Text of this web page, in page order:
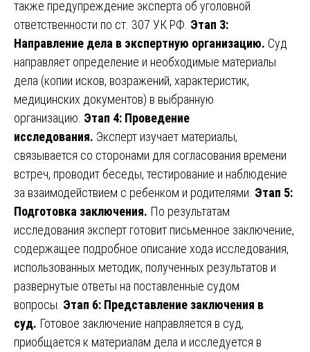
также предупреждение эксперта об уголовной
ответственности по ст. 307 УК РФ. Этап 3:
Направление дела в экспертную организацию. Суд
направляет определение и необходимые материалы
дела (копии исков, возражений, характеристик,
медицинских документов) в выбранную
организацию. Этап 4: Проведение
исследования. Эксперт изучает материалы,
связывается со сторонами для согласования времени
встреч, проводит беседы, тестирование и наблюдение
за взаимодействием с ребенком и родителями. Этап 5:
Подготовка заключения. По результатам
исследования эксперт готовит письменное заключение,
содержащее подробное описание хода исследования,
использованных методик, полученных результатов и
развернутые ответы на поставленные судом
вопросы. Этап 6: Представление заключения в
суд. Готовое заключение направляется в суд,
приобщается к материалам дела и исследуется в